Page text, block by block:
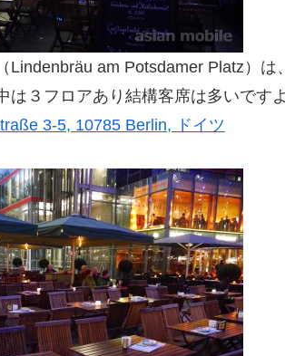
Lindenbräu am Potsdamer Platz）
は３フロアあり結構客席は多いですよ
3-5, 10785 Berlin, ドイツ